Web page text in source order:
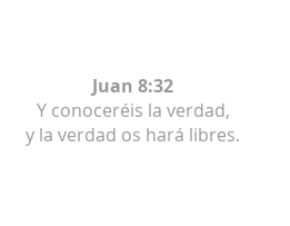
Juan 8:32
Y conoceréis la verdad,
y la verdad os hará libres.